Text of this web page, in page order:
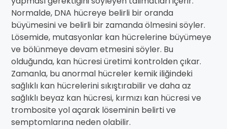
Normalde, DNA hücreye belirli bir oranda
büyümesini ve belirli bir zamanda ölmesini söyler.
Lösemide, mutasyonlar kan hücrelerine büyümeye
ve bölünmeye devam etmesini söyler. Bu
olduğunda, kan hücresi üretimi kontrolden çıkar.
Zamanla, bu anormal hücreler kemik iliğindeki
sağlıklı kan hücrelerini sıkıştırabilir ve daha az
sağlıklı beyaz kan hücresi, kırmızı kan hücresi ve
trombosite yol açarak löseminin belirti ve
semptomlarına neden olabilir.